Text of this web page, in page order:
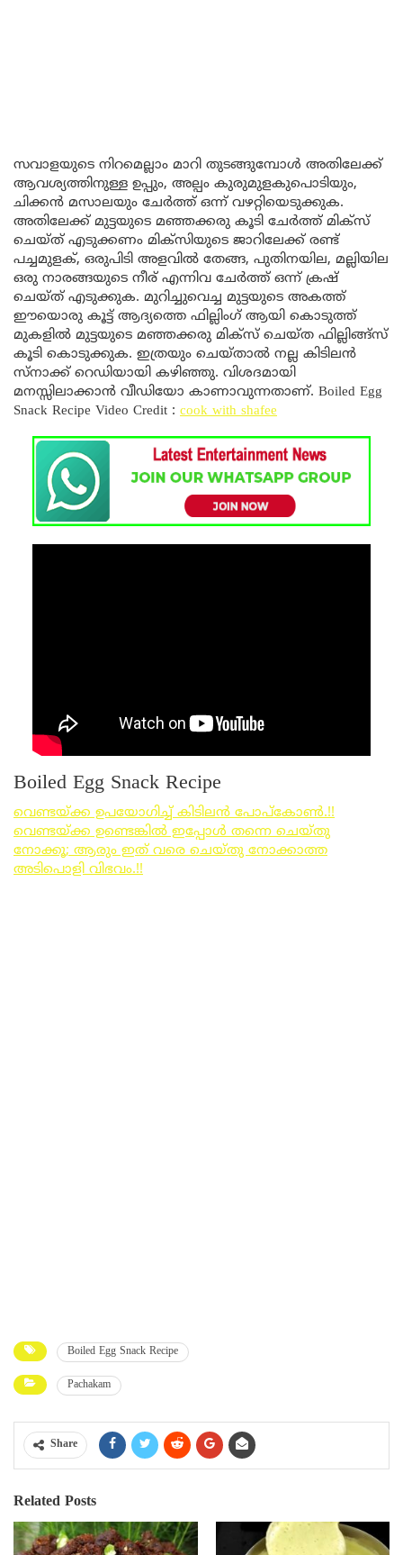
സവാളയുടെ നിറമെല്ലാം മാറി തുടങ്ങുമ്പോൾ അതിലേക്ക്
ആവശ്യത്തിനുള്ള ഉപ്പും, അല്പം കുരുമുളകുപൊടിയും,
ചിക്കൻ മസാലയും ചേർത്ത് ഒന്ന് വഴറ്റിയെടുക്കുക.
അതിലേക്ക് മുട്ടയുടെ മഞ്ഞക്കരു കൂടി ചേർത്ത് മിക്സ്
ചെയ്ത് എടുക്കണം മിക്സിയുടെ ജാറിലേക്ക് രണ്ട്
പച്ചമുളക്, ഒരുപിടി അളവിൽ തേങ്ങ, പുതിനയില, മല്ലിയില
ഒരു നാരങ്ങയുടെ നീര് എന്നിവ ചേർത്ത് ഒന്ന് ക്രഷ്
ചെയ്ത് എടുക്കുക. മുറിച്ചുവെച്ച മുട്ടയുടെ അകത്ത്
ഈയൊരു കൂട്ട് ആദ്യത്തെ ഫില്ലിംഗ് ആയി കൊടുത്ത്
മുകളിൽ മുട്ടയുടെ മഞ്ഞക്കരു മിക്സ് ചെയ്ത ഫില്ലിങ്ങ്സ്
കൂടി കൊടുക്കുക. ഇത്രയും ചെയ്താൽ നല്ല കിടിലൻ
സ്നാക്ക് റെഡിയായി കഴിഞ്ഞു. വിശദമായി
മനസ്സിലാക്കാൻ വീഡിയോ കാണാവുന്നതാണ്. Boiled Egg
Snack Recipe Video Credit : cook with shafee
Boiled Egg Snack Recipe
വെണ്ടയ്ക്ക ഉപയോഗിച്ച് കിടിലൻ പോപ്കോൺ.!!
വെണ്ടയ്ക്ക ഉണ്ടെങ്കിൽ ഇപ്പോൾ തന്നെ ചെയ്തു
നോക്കൂ; ആരും ഇത് വരെ ചെയ്തു നോക്കാത്ത
അടിപൊളി വിഭവം.!!
Boiled Egg Snack Recipe
Pachakam
Share
Related Posts